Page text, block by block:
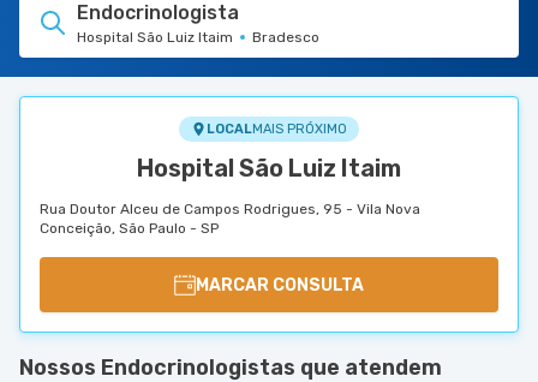
TUASAUDE.COM
Endocrinologista
Hospital São Luiz Itaim Bradesco
LOCALMAIS PRÓXIMO
Hospital São Luiz Itaim
Rua Doutor Alceu de Campos Rodrigues, 95 - Vila Nova
Conceição, São Paulo - SP
MARCAR CONSULTA
Nossos Endocrinologistas que atendem